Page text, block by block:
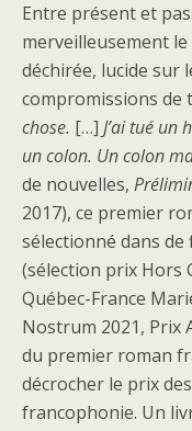
Entre présent et
merveilleusement le
déchirée, lucide sur
compromissions de
chose. […] J’ai tué un
un colon. Un colon
de nouvelles,
2017), ce premier
sélectionné dans
(sélection prix Hors
Québec-France
Nostrum 2021, Prix
du premier roman
décrocher le prix
francophonie. Un